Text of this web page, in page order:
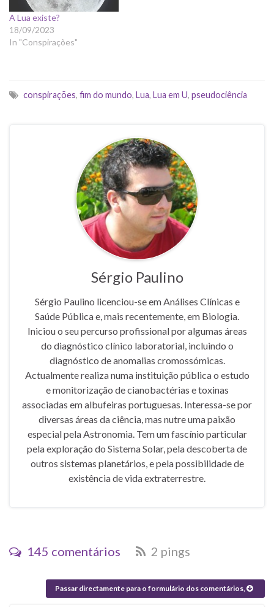
A Lua existe?
18/09/2023
In "Conspirações"
conspirações, fim do mundo, Lua, Lua em U, pseudociência
Sérgio Paulino
Sérgio Paulino licenciou-se em Análises Clínicas e
Saúde Pública e, mais recentemente, em Biologia.
Iniciou o seu percurso profissional por algumas áreas
do diagnóstico clínico laboratorial, incluindo o
diagnóstico de anomalias cromossómicas.
Actualmente realiza numa instituição pública o estudo
e monitorização de cianobactérias e toxinas
associadas em albufeiras portuguesas. Interessa-se por
diversas áreas da ciência, mas nutre uma paixão
especial pela Astronomia. Tem um fascínio particular
pela exploração do Sistema Solar, pela descoberta de
outros sistemas planetários, e pela possibilidade de
existência de vida extraterrestre.
145 comentários 2 pings
Passar directamente para o formulário dos comentários,